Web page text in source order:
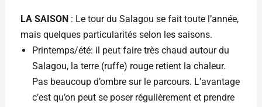
LA SAISON : Le tour du Salagou se fait toute l’année,
mais quelques particularités selon les saisons.
Printemps/été: il peut faire très chaud autour du
Salagou, la terre (ruffe) rouge retient la chaleur.
Pas beaucoup d’ombre sur le parcours. L’avantage
c’est qu’on peut se poser régulièrement et prendre